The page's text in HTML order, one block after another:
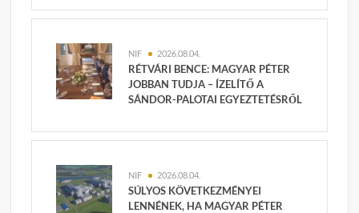
NIF 2026.08.04.
RÉTVÁRI BENCE: MAGYAR PÉTER
JOBBAN TUDJA – ÍZELÍTŐ A
SÁNDOR-PALOTAI EGYEZTETÉSRŐL
NIF 2026.08.04.
SÚLYOS KÖVETKEZMÉNYEI
LENNÉNEK, HA MAGYAR PÉTER